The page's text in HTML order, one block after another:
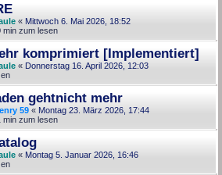
« Mittwoch 6. Mai 2026, 18:52
min zum lesen
komprimiert [Implementiert]
« Donnerstag 16. April 2026, 12:03
gehtnicht mehr
59 « Montag 23. März 2026, 17:44
min zum lesen
« Montag 5. Januar 2026, 16:46